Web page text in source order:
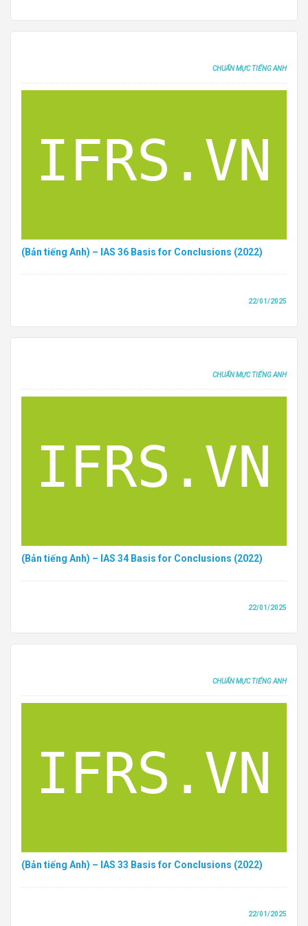
CHUẨN MỰC TIẾNG ANH
(Bản tiếng Anh) – IAS 36 Basis for Conclusions (2022)
22/01/2025
CHUẨN MỰC TIẾNG ANH
(Bản tiếng Anh) – IAS 34 Basis for Conclusions (2022)
22/01/2025
CHUẨN MỰC TIẾNG ANH
(Bản tiếng Anh) – IAS 33 Basis for Conclusions (2022)
22/01/2025